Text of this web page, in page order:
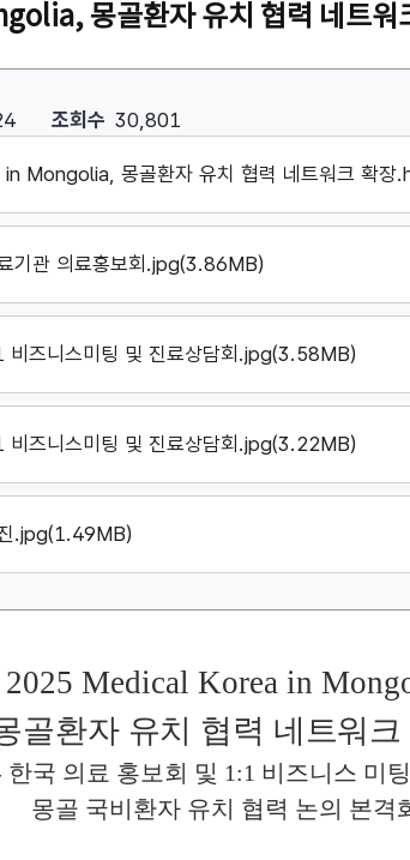
몽골환자 유치 협력 네트워
자 유치 협력 네트워크 확장 : 작성자, 작성일,
조회수 30,801
Mongolia, 몽골환자 유치 협력 네트워크 확장
기관 의료홍보회.jpg(3.86MB)
즈니스미팅 및 진료상담회.jpg(3.58MB)
즈니스미팅 및 진료상담회.jpg(3.22MB)
.jpg(1.49MB)
2025 Medical Korea in
골환자 유치 협력 네트워크
한국 의료 홍보회 및 1:1 비즈니스 미
몽골 국비환자 유치 협력 논의 본격